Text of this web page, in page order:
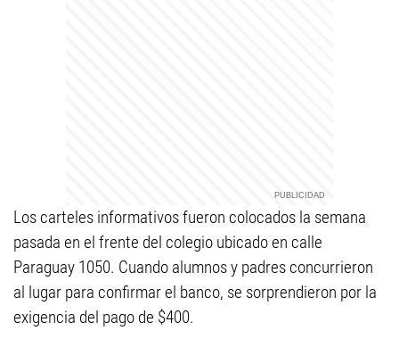
Los carteles informativos fueron colocados la semana
pasada en el frente del colegio ubicado en calle
Paraguay 1050. Cuando alumnos y padres concurrieron
al lugar para confirmar el banco, se sorprendieron por la
exigencia del pago de $400.